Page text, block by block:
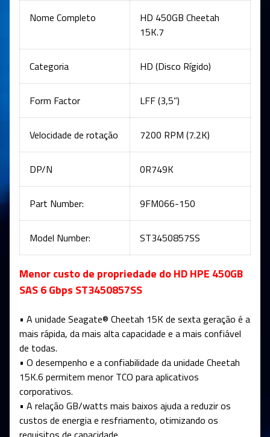
Nome Completo
HD 450GB Cheetah
15K.7
Categoria HD (Disco Rígido)
Form Factor LFF (3,5”)
Velocidade de rotação 7200 RPM (7.2K)
DP/N 0R749K
Part Number: 9FM066-150
Model Number: ST3450857SS
Menor custo de propriedade do HD HPE 450GB
SAS 6 Gbps ST3450857SS
• A unidade Seagate® Cheetah 15K de sexta geração é a
mais rápida, da mais alta capacidade e a mais confiável
de todas.
• O desempenho e a confiabilidade da unidade Cheetah
15K.6 permitem menor TCO para aplicativos
corporativos.
• A relação GB/watts mais baixos ajuda a reduzir os
custos de energia e resfriamento, otimizando os